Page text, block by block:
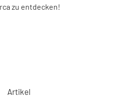
zu entdecken!
Artikel